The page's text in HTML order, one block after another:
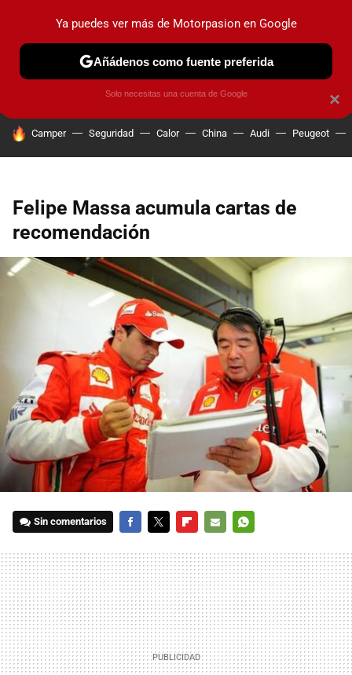
PRUEBAS COCHES ELÉCTRICOS OBSERVATORIO
HOY SE HABLA DE
Camper Seguridad Calor China Audi Peugeot
Felipe Massa acumula cartas de
recomendación
Sin comentarios
MAIL
×
Ya puedes ver más de Motorpasion en Google
Añádenos como fuente preferida
Solo necesitas una cuenta de Google